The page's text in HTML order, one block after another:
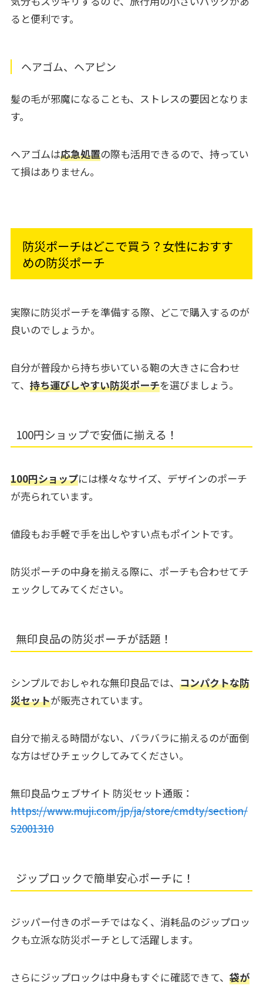
ると便利です。
ヘアゴム、ヘアピン
髪の毛が邪魔になることも、ストレスの要因となりま
す。
ヘアゴムは応急処置の際も活用できるので、持ってい
て損はありません。
防災ポーチはどこで買う？女性におすす
めの防災ポーチ
実際に防災ポーチを準備する際、どこで購入するのが
良いのでしょうか。
自分が普段から持ち歩いている鞄の大きさに合わせ
て、 持ち運びしやすい防災ポーチを選びましょう。
100円ショップで安価に揃える！
100円ショップには様々なサイズ、デザインのポーチ
が売られています。
値段もお手軽で手を出しやすい点もポイントです。
防災ポーチの中身を揃える際に、ポーチも合わせてチ
ェックしてみてください。
無印良品の防災ポーチが話題！
シンプルでおしゃれな無印良品では、 コンパクトな防
災セットが販売されています。
自分で揃える時間がない、バラバラに揃えるのが面倒
な方はぜひチェックしてみてください。
無印良品ウェブサイト 防災セット通販：
https://www.muji.com/jp/ja/store/cmdty/section/
S2001310
ジップロックで簡単安心ポーチに！
ジッパー付きのポーチではなく、消耗品のジップロッ
クも立派な防災ポーチとして活躍します。
さらにジップロックは中身もすぐに確認できて、 袋が